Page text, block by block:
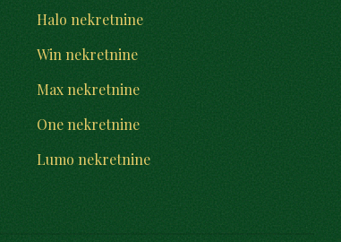
Halo nekretnine
Win nekretnine
Max nekretnine
One nekretnine
Lumo nekretnine